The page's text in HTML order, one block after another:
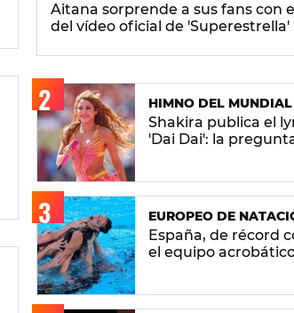
Aitana sorprende a sus fans con
del vídeo oficial de 'Superestrella'
HIMNO DEL
Shakira publica el
'Dai Dai': la
EUROPEO DE
España, de récord
el equipo